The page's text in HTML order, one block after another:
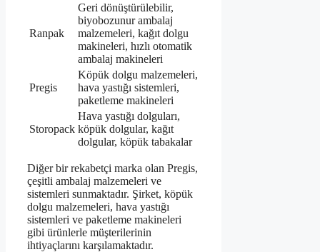
Ranpak
Geri dönüştürülebilir,
biyobozunur ambalaj
malzemeleri, kağıt dolgu
makineleri, hızlı otomatik
ambalaj makineleri
Pregis
Köpük dolgu malzemeleri,
hava yastığı sistemleri,
paketleme makineleri
Storopack
Hava yastığı dolguları,
köpük dolgular, kağıt
dolgular, köpük tabakalar
Diğer bir rekabetçi marka olan Pregis,
çeşitli ambalaj malzemeleri ve
sistemleri sunmaktadır. Şirket, köpük
dolgu malzemeleri, hava yastığı
sistemleri ve paketleme makineleri
gibi ürünlerle müşterilerinin
ihtiyaçlarını karşılamaktadır.